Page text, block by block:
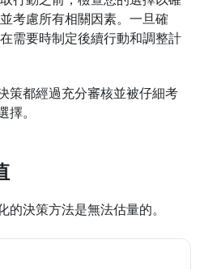
考慮所有相關因素。一旦確
需要時制定後續行動和調整計
策都經過充分審核並被仔細考
。
決策方法是無法估量的。